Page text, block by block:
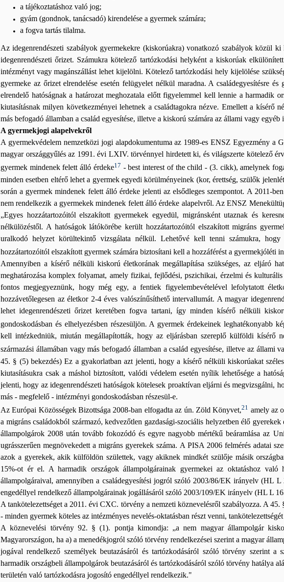
a tájékoztatáshoz való jog;
gyám (gondnok, tanácsadó) kirendelése a gyermek számára;
a fogva tartás tilalma.
Az idegenrendészeti szabályok gyermekekre (kiskorúakra) vonatkozó szabályok közül
idegenrendészeti őrizet. Számukra kötelező tartózkodási helyként a kiskorúak
intézményt vagy magánszállást lehet kijelölni. Kötelező tartózkodási hely kijelölése
gyermeke az őrizet elrendelése esetén felügyelet nélkül maradna. A családegyesítésre
elrendelő hatóságnak a határozat meghozatala előtt figyelemmel kell lennie a harmadik
kiutasításnak milyen következményei lehetnek a családtagokra nézve. Emellett a kísérő
más befogadó államban a család egyesítése, illetve a kiskorú számára az állami vagy
A gyermekjogi alapelvekről
A gyermekvédelem nemzetközi jogi alapdokumentuma az 1989-es ENSZ Egyezmény a
magyar országgyűlés az 1991. évi LXIV. törvénnyel hirdetett ki, és világszerte kötelező
gyermek mindenek felett álló érdeke17 - best interest of the child - (3. cikk), amelynek
minden esetben eltérő lehet a gyermek egyedi körülményeinek (kor, érettség, szülők
során a gyermek mindenek felett álló érdeke jelenti az elsődleges szempontot. A 2011-
nem rendelkezik a gyermekek mindenek felett álló érdeke alapelvről. Az ENSZ
„Egyes hozzátartozóitól elszakított gyermekek egyedül, migránsként utaznak és
nélkülözéstől. A hatóságok látókörébe került hozzátartozóitól elszakított migráns
uralkodó helyzet körültekintő vizsgálata nélkül. Lehetővé kell tenni számukra,
hozzátartozóitól elszakított gyermek számára biztosítani kell a hozzáférést a gyermekjóléti
Amennyiben a kísérő nélküli kiskorú életkorának megállapítása szükséges, az eljáró
meghatározása komplex folyamat, amely fizikai, fejlődési, pszichikai, érzelmi és
fontos megjegyeznünk, hogy még egy, a fentiek figyelembevételével lefolytatott
hozzávetőlegesen az életkor 2-4 éves valószínűsíthető intervallumát. A magyar
lehet idegenrendészeti őrizet keretében fogva tartani, így minden kísérő nélküli
gondoskodásban és elhelyezésben részesüljön. A gyermek érdekeinek leghatékonyabb
kell intézkedniük, miután megállapították, hogy az eljárásban szereplő külföldi
származási államában vagy más befogadó államban a család egyesítése, illetve az
45. § (5) bekezdés) Ez a gyakorlatban azt jelenti, hogy a kísérő nélküli kiskorúakat
kiutasításukra csak a máshol biztosított, valódi védelem esetén nyílik lehetősége a
jelenti, hogy az idegenrendészeti hatóságok kötelesek proaktívan eljárni és megvizsgálni,
más - megfelelő - intézményi gondoskodásban részesül-e.
Az Európai Közösségek Bizottsága 2008-ban elfogadta az ún. Zöld Könyvet,21 amely az
a migráns családokból származó, kedvezőtlen gazdasági-szociális helyzetben élő
állampolgárok 2008 után tovább fokozódó és egyre nagyobb mértékű beáramlása az
ugrásszerűen megnövekedett a migráns gyerekek száma. A PISA 2006 felmérés adatai
azok a gyerekek, akik külföldön születtek, vagy akiknek mindkét szülője másik
15%-ot ér el. A harmadik országok állampolgárainak gyermekei az oktatáshoz való
állampolgáraival, amennyiben a családegyesítési jogról szóló 2003/86/EK irányelv (HL
engedéllyel rendelkező állampolgárainak jogállásáról szóló 2003/109/EK irányelv (HL L
A tankötelezettséget a 2011. évi CXC. törvény a nemzeti köznevelésről szabályozza. A
- minden gyermek köteles az intézményes nevelés-oktatásban részt venni,
A köznevelési törvény 92. § (1). pontja kimondja: „a nem magyar állampolgár
Magyarországon, ha a) a menedékjogról szóló törvény rendelkezései szerint a magyar
jogával rendelkező személyek beutazásáról és tartózkodásáról szóló törvény szerint
harmadik országbeli állampolgárok beutazásáról és tartózkodásáról szóló törvény hatálya
területén való tartózkodásra jogosító engedéllyel rendelkezik."